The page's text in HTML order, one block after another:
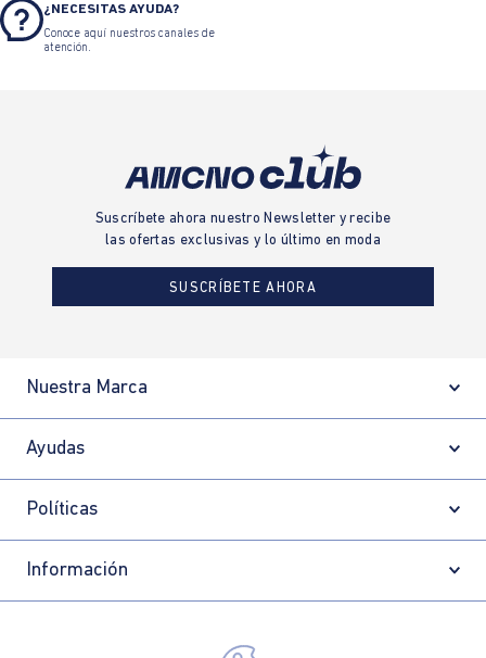
¿NECESITAS AYUDA?
Conoce aquí nuestros canales de
atención.
Suscríbete ahora nuestro Newsletter y recibe
las ofertas exclusivas y lo último en moda
SUSCRÍBETE AHORA
Nuestra Marca
Ayudas
Políticas
Información